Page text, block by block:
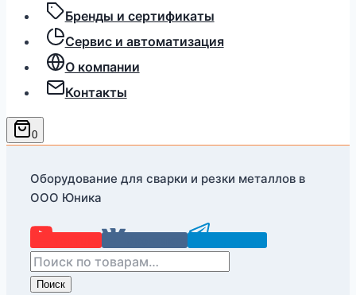
Бренды и сертификаты
Сервис и автоматизация
О компании
Контакты
0
Оборудование для сварки и резки металлов в
ООО Юника
Искать:
Поиск